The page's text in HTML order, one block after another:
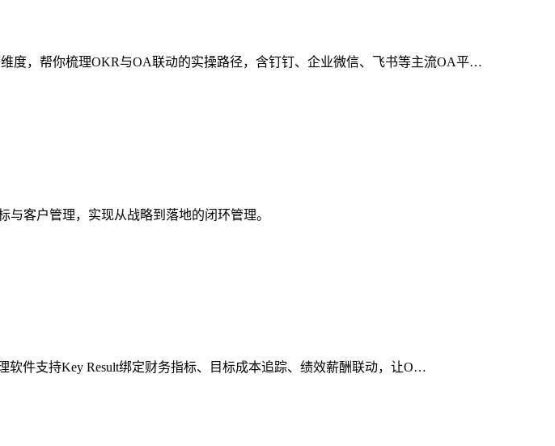
度，帮你梳理OKR与OA联动的实操路径，含钉钉、企业微信、飞书等主流OA平…
客户管理，实现从战略到落地的闭环管理。
件支持Key Result绑定财务指标、目标成本追踪、绩效薪酬联动，让O…